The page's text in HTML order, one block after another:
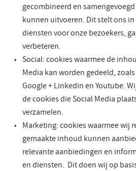
gecombineerd en
kunnen uitvoeren. Dit stelt ons in
diensten voor onze bezoekers,
verbeteren.
Social: cookies waarmee de
Media kan worden gedeeld,
Google + Linkedin en Youtube.
de cookies die Social Media
verzamelen.
Marketing: cookies waarmee wij
gemaakte inhoud kunnen
relevante aanbiedingen en
en diensten. Dit doen wij op